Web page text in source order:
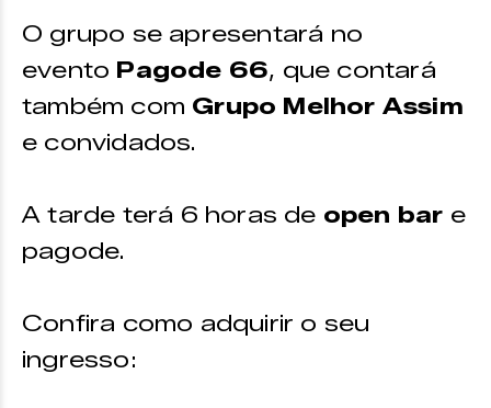
O grupo se apresentará no
evento Pagode 66, que contará
também com Grupo Melhor Assim
e convidados.
A tarde terá 6 horas de open bar e
pagode.
Confira como adquirir o seu
ingresso: